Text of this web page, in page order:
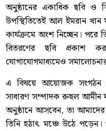
অনুষ্ঠানের একাধিক ছবি ও
উপস্থিতিতেই আল ইমরান খান
কার্যক্রমে অংশ নিচ্ছেন।
বিতরণের ছবি প্রকাশ
যোগাযোগমাধ্যমেও
এ বিষয়ে আয়োজক সংগঠন
সাধারণ সম্পাদক রুহুল আমীন
অনুষ্ঠানে আসবেন, তা আমাদের
তিনি হঠাৎ মঞ্চে উঠে